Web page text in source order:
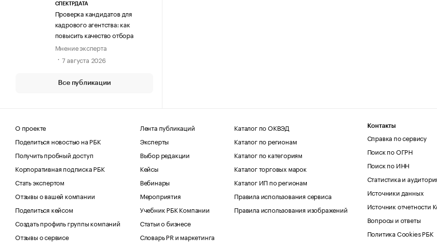
СПЕКТРДАТА
Проверка кандидатов для
кадрового агентства: как
повысить качество отбора
Мнение эксперта
7 августа 2026
Все публикации
О проекте
Поделиться новостью на РБК
Получить пробный доступ
Корпоративная подписка РБК
Стать экспертом
Отзывы о вашей компании
Поделиться кейсом
Создать профиль группы компаний
Отзывы о сервисе
Лента публикаций
Эксперты
Выбор редакции
Кейсы
Вебинары
Мероприятия
Учебник РБК Компании
Статьи о бизнесе
Словарь PR и маркетинга
Каталог по ОКВЭД
Каталог по регионам
Каталог по категориям
Каталог торговых марок
Каталог ИП по регионам
Правила использования сервиса
Правила использования изображений
Контакты
Справка по сервису
Поиск по ОГРН
Поиск по ИНН
Статистика и
Источники данных
Источник отчетности
Вопросы и ответы
Политика Cookies РБК